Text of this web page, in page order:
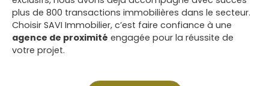
plus de 800 transactions immobilières dans le secteur.
Choisir SAVI Immobilier, c’est faire confiance à une
agence de proximité engagée pour la réussite de
votre projet.